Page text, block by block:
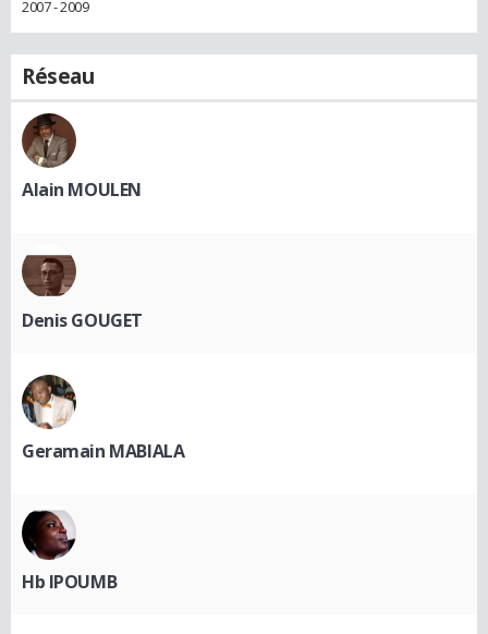
2007 - 2009
Réseau
Alain MOULEN
Denis GOUGET
Geramain MABIALA
Hb IPOUMB